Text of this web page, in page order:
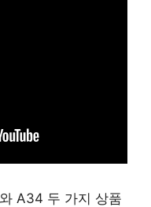
A34 두 가지 상품